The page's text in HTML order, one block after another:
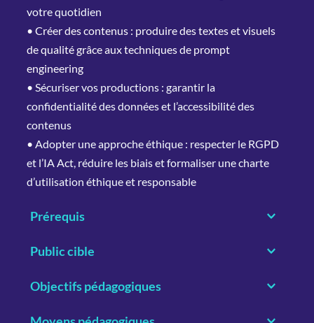
votre quotidien
• Créer des contenus : produire des textes et visuels
de qualité grâce aux techniques de prompt
engineering
• Sécuriser vos productions : garantir la
confidentialité des données et l’accessibilité des
contenus
• Adopter une approche éthique : respecter le RGPD
et l’IA Act, réduire les biais et formaliser une charte
d’utilisation éthique et responsable
Prérequis
Public cible
rédactionnels ou visuels (notamment assistanat,
Objectifs pédagogiques